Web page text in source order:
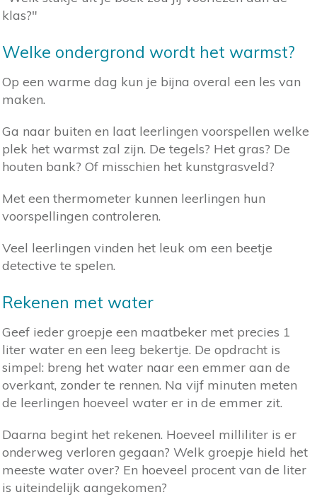
klas?"
Welke ondergrond wordt het warmst?
Op een warme dag kun je bijna overal een les van
maken.
Ga naar buiten en laat leerlingen voorspellen welke
plek het warmst zal zijn. De tegels? Het gras? De
houten bank? Of misschien het kunstgrasveld?
Met een thermometer kunnen leerlingen hun
voorspellingen controleren.
Veel leerlingen vinden het leuk om een beetje
detective te spelen.
Rekenen met water
Geef ieder groepje een maatbeker met precies 1
liter water en een leeg bekertje. De opdracht is
simpel: breng het water naar een emmer aan de
overkant, zonder te rennen. Na vijf minuten meten
de leerlingen hoeveel water er in de emmer zit.
Daarna begint het rekenen. Hoeveel milliliter is er
onderweg verloren gegaan? Welk groepje hield het
meeste water over? En hoeveel procent van de liter
is uiteindelijk aangekomen?